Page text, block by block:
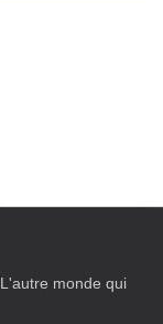
L'autre monde qui